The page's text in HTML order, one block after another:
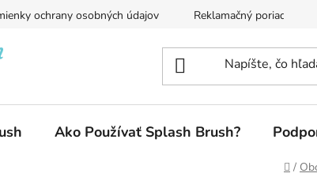
ochrany osobných údajov Reklamačný poriadok
Ako Používať Splash Brush?
/